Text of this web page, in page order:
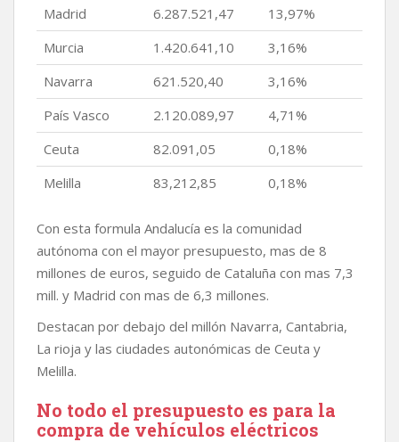
Madrid
6.287.521,47
13,97%
Murcia
1.420.641,10
3,16%
Navarra
621.520,40
3,16%
País Vasco
2.120.089,97
4,71%
Ceuta
82.091,05
0,18%
Melilla
83,212,85 0,18%
Con esta formula Andalucía es la comunidad
autónoma con el mayor presupuesto, mas de 8
millones de euros, seguido de Cataluña con mas 7,3
mill. y Madrid con mas de 6,3 millones.
Destacan por debajo del millón Navarra, Cantabria,
La rioja y las ciudades autonómicas de Ceuta y
Melilla.
No todo el presupuesto es para la
compra de vehículos eléctricos